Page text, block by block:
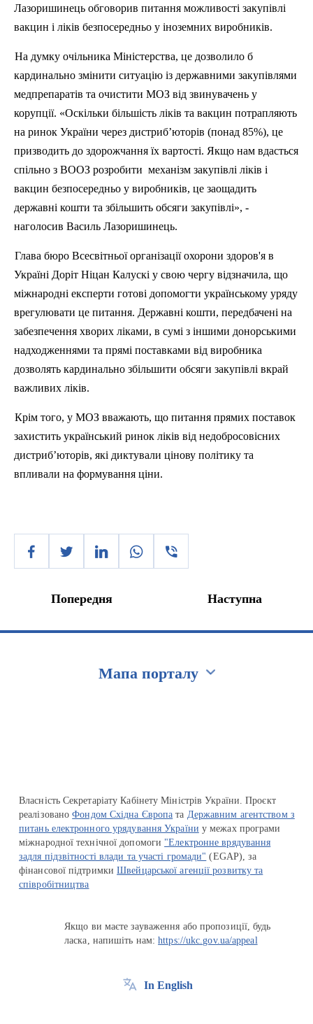
Лазоришинець обговорив питання можливості закупівлі
вакцин і ліків безпосередньо у іноземних виробників.
На думку очільника Міністерства, це дозволило б
кардинально змінити ситуацію із державними закупівлями
медпрепаратів та очистити МОЗ від звинувачень у
корупції. «Оскільки більшість ліків та вакцин потрапляють
на ринок України через дистриб’юторів (понад 85%), це
призводить до здорожчання їх вартості. Якщо нам вдасться
спільно з ВООЗ розробити механізм закупівлі ліків і
вакцин безпосередньо у виробників, це заощадить
державні кошти та збільшить обсяги закупівлі», -
наголосив Василь Лазоришинець.
Глава бюро Всесвітньої організації охорони здоров'я в
Україні Доріт Ніцан Калускі у свою чергу відзначила, що
міжнародні експерти готові допомогти українському уряду
врегулювати це питання. Державні кошти, передбачені на
забезпечення хворих ліками, в сумі з іншими донорськими
надходженнями та прямі поставками від виробника
дозволять кардинально збільшити обсяги закупівлі вкрай
важливих ліків.
Крім того, у МОЗ вважають, що питання прямих поставок
захистить український ринок ліків від недобросовісних
дистриб’юторів, які диктували цінову політику та
впливали на формування ціни.
Попередня Наступна
Мапа порталу
Власність Секретаріату Кабінету Міністрів України. Проєкт
реалізованоФондом Східна Європа та Державним агентством з
питань електронного урядування України у межах програми
міжнародної технічної допомоги "Електронне врядування
задля підзвітності влади та участі громади" (EGAP), за
фінансової підтримкиШвейцарської агенції розвитку та
співробітництва
Якщо ви маєте зауваження або пропозиції, будь
ласка, напишіть нам:https://ukc.gov.ua/appeal
In English